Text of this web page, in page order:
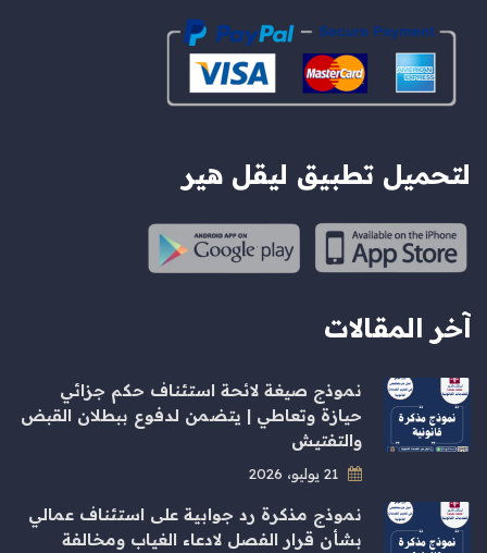
لتحميل تطبيق ليقل هير
آخر المقالات
نموذج صيغة لائحة استئناف حكم جزائي
حيازة وتعاطي | يتضمن لدفوع ببطلان القبض
والتفتيش
نموذج مذكرة رد جوابية على استئناف عمالي
بشأن قرار الفصل لادعاء الغياب ومخالفة